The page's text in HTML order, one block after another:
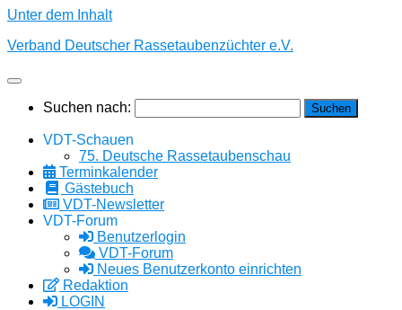
Unter dem Inhalt
Verband Deutscher Rassetaubenzüchter e.V.
Suchen nach:
VDT-Schauen
75. Deutsche Rassetaubenschau
Terminkalender
Gästebuch
VDT-Newsletter
VDT-Forum
Benutzerlogin
VDT-Forum
Neues Benutzerkonto einrichten
Redaktion
LOGIN